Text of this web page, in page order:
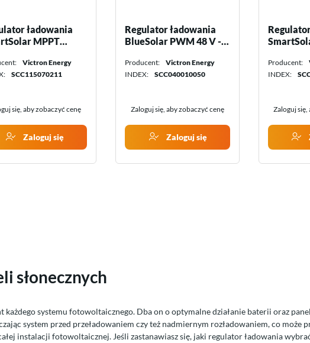
ładowania
MPPT
Victron Energy
SCC115070211
się, aby zobaczyć cenę
Zaloguj się
Regulator ładowania
BlueSolar PWM 48 V -
Producent:
Victron Energy
INDEX:
SCC040010050
Zaloguj się, aby zobaczyć cenę
Zaloguj się
Producent:
INDEX:
Zaloguj się,
słonecznych
każdego systemu fotowoltaicznego. Dba on o optymalne działanie baterii oraz
system przed przeładowaniem czy też nadmiernym rozładowaniem, co
instalacji fotowoltaicznej. Jeśli zastanawiasz się, jaki regulator ładowania